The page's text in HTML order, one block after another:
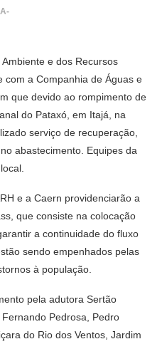
A-
e dos Recursos
com a Companhia de Águas e
que devido ao rompimento de
do Pataxó, em Itajá, na
serviço de recuperação,
abastecimento. Equipes da
e a Caern providenciarão a
que consiste na colocação
a continuidade do fluxo
sendo empenhados pelas
à população.
pela adutora Sertão
Pedrosa, Pedro
do Rio dos Ventos, Jardim